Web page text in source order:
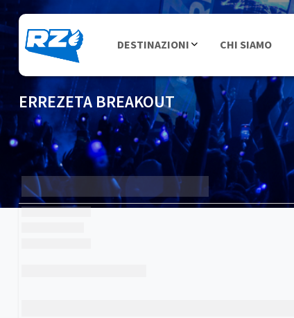
DESTINAZIONI CHI SIAMO
ERREZETA BREAKOUT